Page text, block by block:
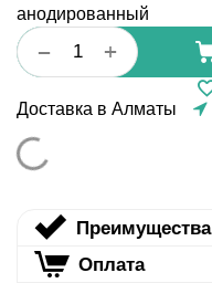
анодированный
+
−
Доставка в Алматы
Преимущества
Оплата